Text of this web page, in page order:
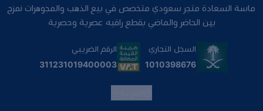
ماسة السعادة متجر سعودي متخصص في بيع الذهب والمجوهرات نمزج
بين الحاضر والماضي بقطع راقيه عصرية وحصرية
السجل التجاري
1010398676
الرقم الضريبي
311231019400003